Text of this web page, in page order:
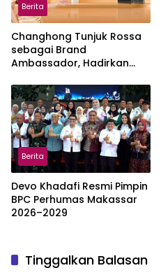
Berita
Changhong Tunjuk Rossa
sebagai Brand
Ambassador, Hadirkan
Berita
Devo Khadafi Resmi Pimpin
BPC Perhumas Makassar
2026–2029
Tinggalkan Balasan